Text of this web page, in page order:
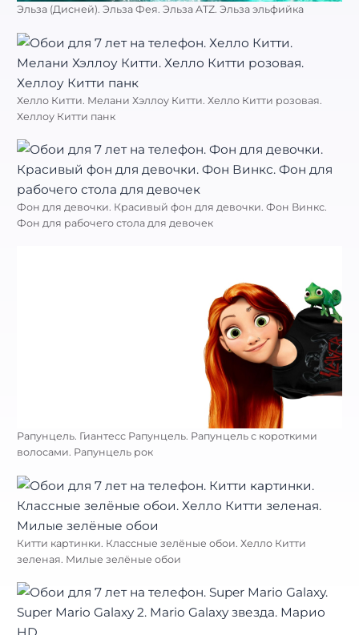
Эльза (Дисней). Эльза Фея. Эльза ATZ. Эльза эльфийка
Хелло Китти. Мелани Хэллоу Китти. Хелло Китти розовая.
Хеллоу Китти панк
Фон для девочки. Красивый фон для девочки. Фон Винкс.
Фон для рабочего стола для девочек
Рапунцель. Гиантесс Рапунцель. Рапунцель с короткими
волосами. Рапунцель рок
Китти картинки. Классные зелёные обои. Хелло Китти
зеленая. Милые зелёные обои